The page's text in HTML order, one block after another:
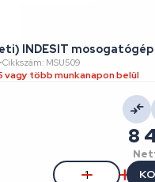
INDESIT mosogatógép
•Cikkszám: MSU509
vagy több munkanapon belül
8